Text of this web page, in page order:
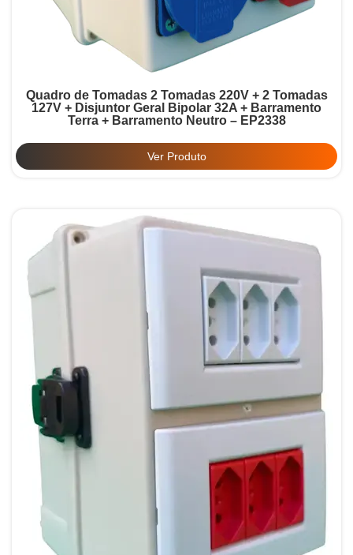
Quadro de Tomadas 2 Tomadas 220V + 2 Tomadas
127V + Disjuntor Geral Bipolar 32A + Barramento
Terra + Barramento Neutro – EP2338
Ver Produto